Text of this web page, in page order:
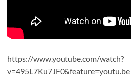
https://www.youtube.com/watch?
v=495L7Ku7JF0&feature=youtu.be